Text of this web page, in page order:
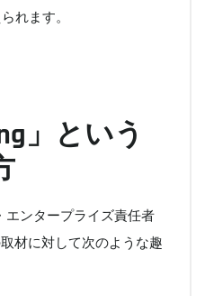
れます。
」という
ンタープライズ責任者
材に対して次のような趣